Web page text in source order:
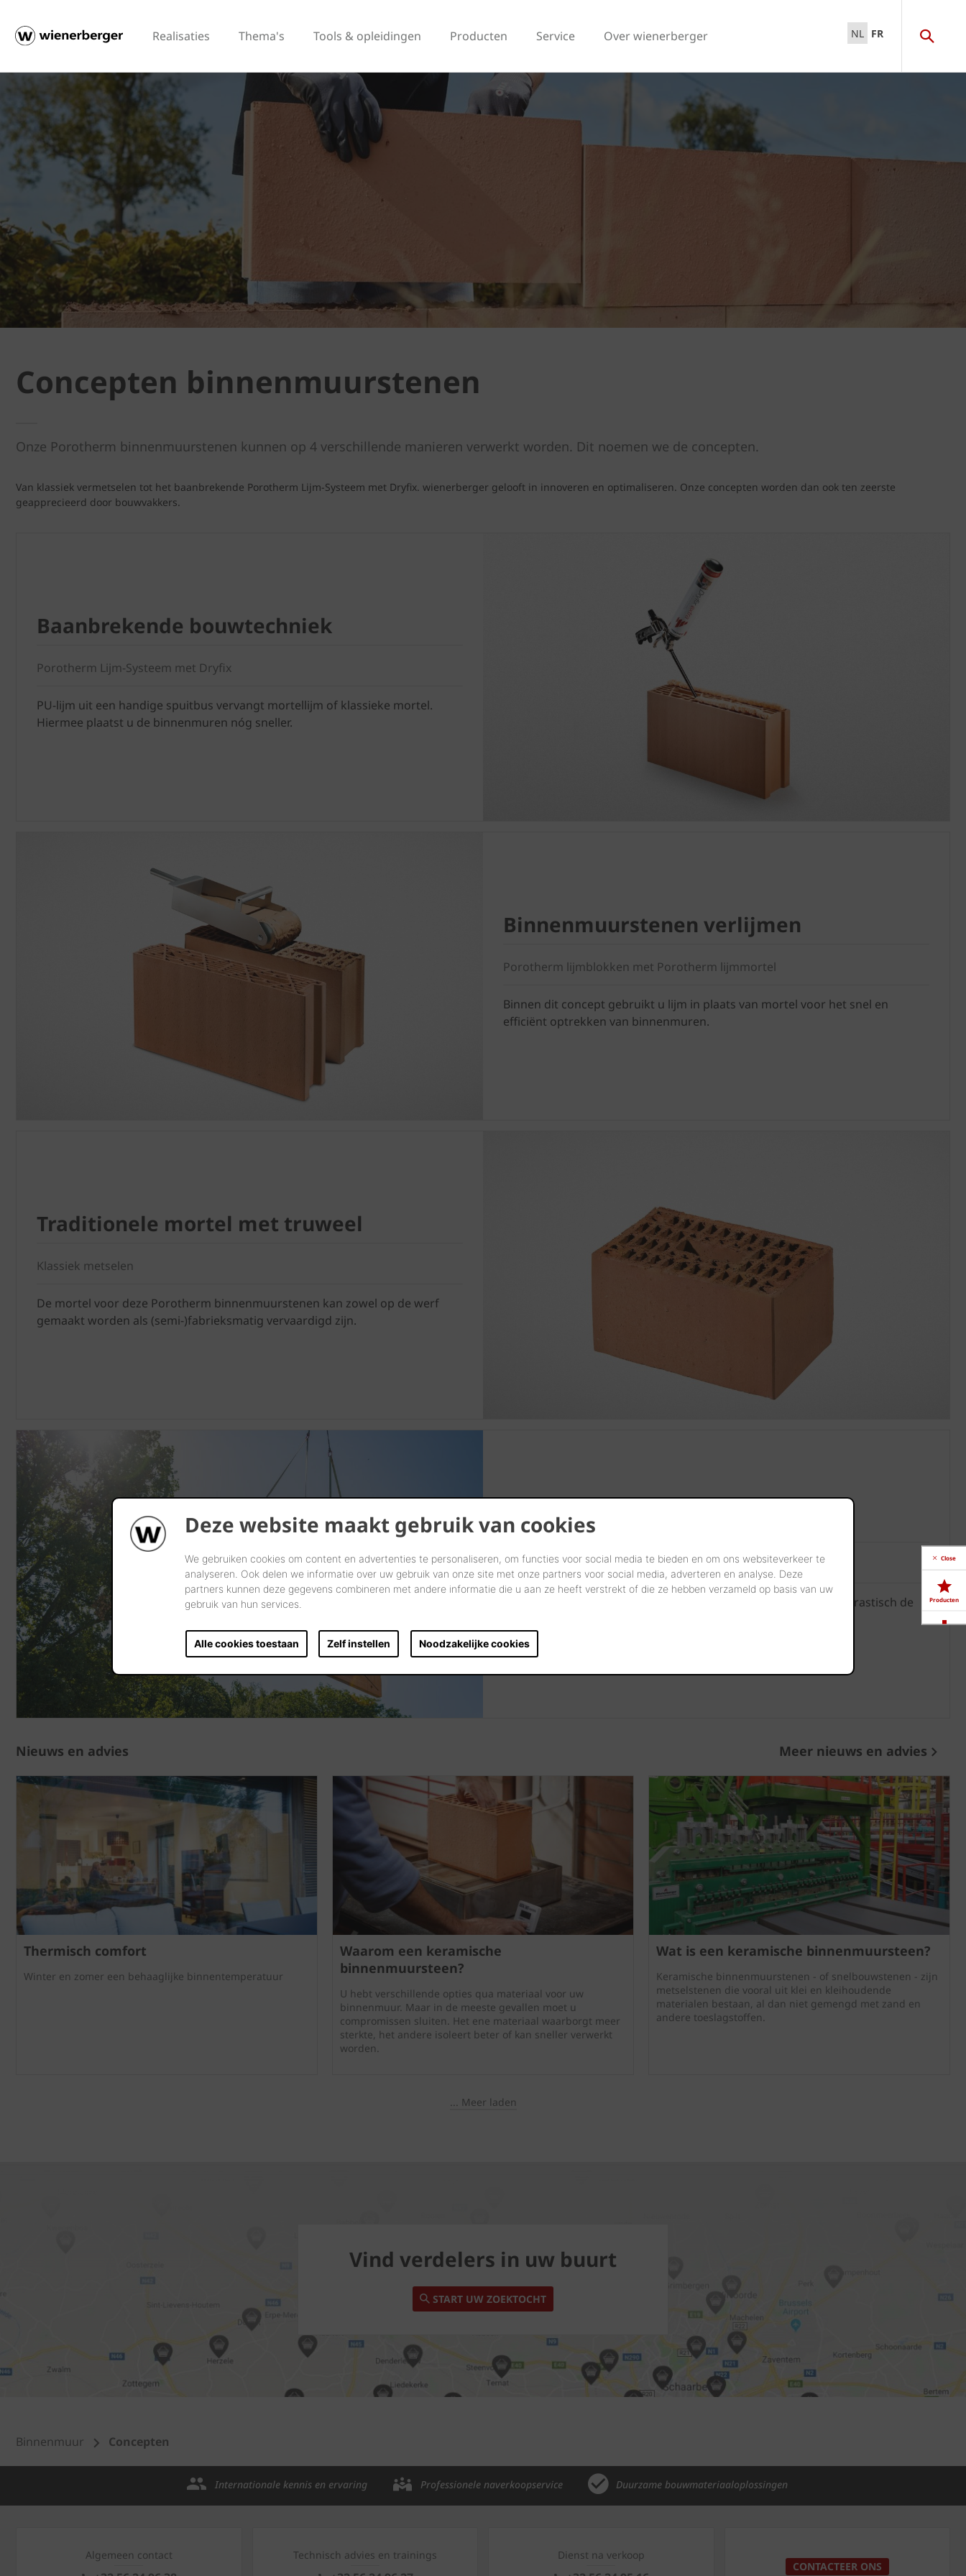
Deze website maakt gebruik van cookies
We gebruiken cookies om content en advertenties te personaliseren, om functies voor social media te bieden en om ons websiteverkeer te
analyseren. Ook delen we informatie over uw gebruik van onze site met onze partners voor social media, adverteren en analyse. Deze
partners kunnen deze gegevens combineren met andere informatie die u aan ze heeft verstrekt of die ze hebben verzameld op basis van uw
gebruik van hun services.
Alle cookies toestaan Zelf instellen Noodzakelijke cookies
Realisaties Thema's Tools & opleidingen Producten Service Over wienerberger NL FR
Concepten binnenmuurstenen
Onze Porotherm binnenmuurstenen kunnen op 4 verschillende manieren verwerkt worden. Dit noemen we de concepten.
Van klassiek vermetselen tot het baanbrekende Porotherm Lijm-Systeem met Dryfix. wienerberger gelooft in innoveren en optimaliseren. Onze concepten worden dan ook ten zeerste
geapprecieerd door bouwvakkers.
Baanbrekende bouwtechniek
Porotherm Lijm-Systeem met Dryfix
PU-lijm uit een handige spuitbus vervangt mortellijm of klassieke mortel.
Hiermee plaatst u de binnenmuren nóg sneller.
Binnenmuurstenen verlijmen
Porotherm lijmblokken met Porotherm lijmmortel
Binnen dit concept gebruikt u lijm in plaats van mortel voor het snel en
efficiënt optrekken van binnenmuren.
Traditionele mortel met truweel
Klassiek metselen
De mortel voor deze Porotherm binnenmuurstenen kan zowel op de werf
gemaakt worden als (semi-)fabrieksmatig vervaardigd zijn.
Keramische prefab binnenmuren
Struxura
Met keramische prefab binnenmuren van Struxura verhoogt u drastisch de
Nieuws en advies Meer nieuws en advies
Thermisch comfort
Winter en zomer een behaaglijke binnentemperatuur
Waarom een keramische
binnenmuursteen?
U hebt verschillende opties qua materiaal voor uw
binnenmuur. Maar in de meeste gevallen moet u
compromissen sluiten. Het ene materiaal waarborgt meer
sterkte, het andere isoleert beter of kan sneller verwerkt
worden.
Wat is een keramische binnenmuursteen?
Keramische binnenmuurstenen - of snelbouwstenen - zijn
metselstenen die vooral uit klei en kleihoudende
materialen bestaan, al dan niet gemengd met zand en
andere toeslagstoffen.
... Meer laden
Vind verdelers in uw buurt
START UW ZOEKTOCHT
Close
Producten
Binnenmuur Concepten
Internationale kennis en ervaring Professionele naverkoopservice Duurzame bouwmateriaaloplossingen
Algemeen contact Technisch advies en trainings Dienst na verkoop
CONTACTEER ONS